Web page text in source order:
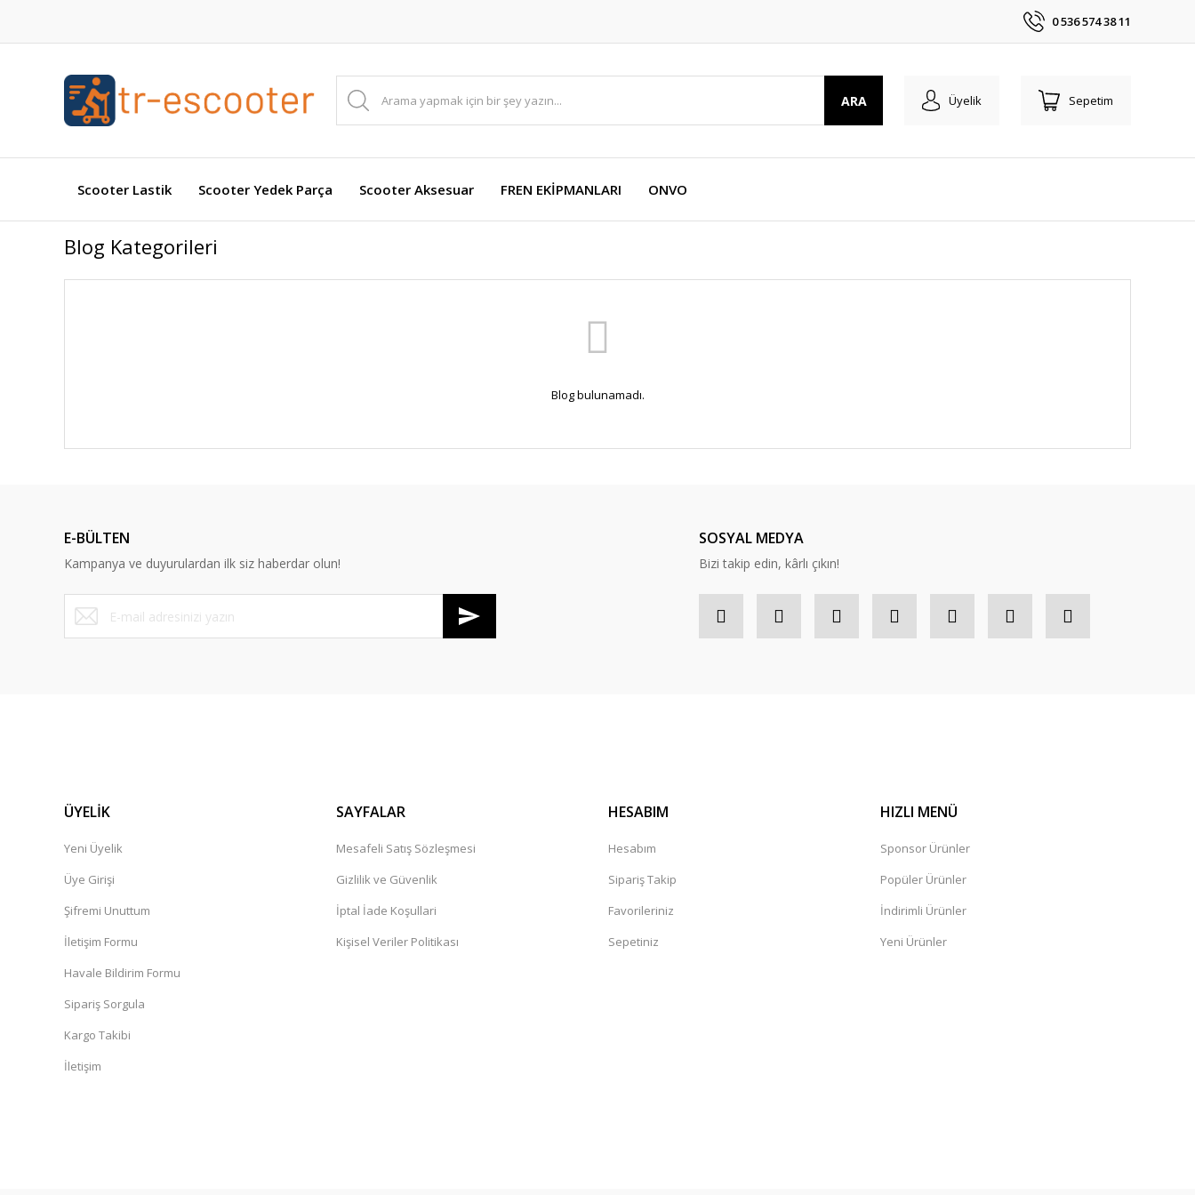
0 536 574 38 11
ARA Üyelik Sepetim
Scooter Lastik Scooter Yedek Parça Scooter Aksesuar FREN EKİPMANLARI ONVO
Blog Kategorileri
Blog bulunamadı.
E-BÜLTEN
Kampanya ve duyurulardan ilk siz haberdar olun!
SOSYAL MEDYA
Bizi takip edin, kârlı çıkın!
ÜYELİK
Yeni Üyelik
Üye Girişi
Şifremi Unuttum
İletişim Formu
Havale Bildirim Formu
Sipariş Sorgula
Kargo Takibi
İletişim
SAYFALAR
Mesafeli Satış Sözleşmesi
Gizlilik ve Güvenlik
İptal İade Koşullari
Kişisel Veriler Politikası
HESABIM
Hesabım
Sipariş Takip
Favorileriniz
Sepetiniz
HIZLI MENÜ
Sponsor Ürünler
Popüler Ürünler
İndirimli Ürünler
Yeni Ürünler